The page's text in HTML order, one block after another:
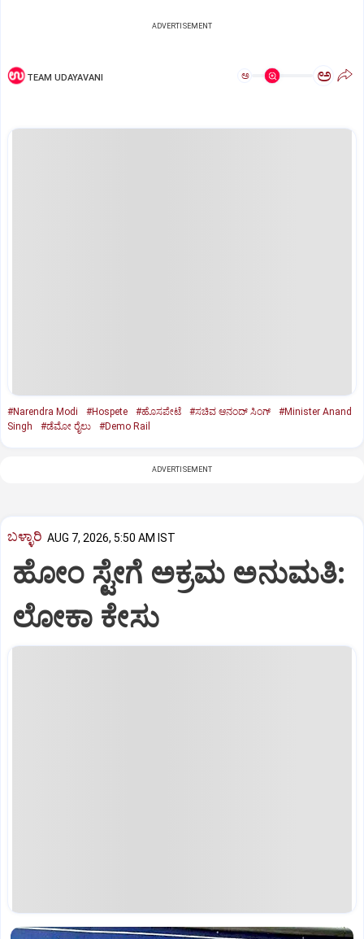
ADVERTISEMENT
TEAM UDAYAVANI ಅ ಅ
#Narendra Modi #Hospete #ಹೊಸಪೇಟೆ #ಸಚಿವ ಆನಂದ್‌ ಸಿಂಗ್‌
#Minister Anand
Singh
#ಡೆಮೋ ರೈಲು #Demo Rail
ADVERTISEMENT
ಬಳ್ಳಾರಿ AUG 7, 2026, 5:50 AM IST
ಹೋಂ ಸ್ಟೇಗೆ ಅಕ್ರಮ ಅನುಮತಿ:
ಲೋಕಾ ಕೇಸು